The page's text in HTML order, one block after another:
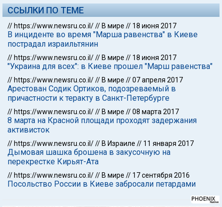
ССЫЛКИ ПО ТЕМЕ
// https://www.newsru.co.il/// В мире // 18 июня 2017
В инциденте во время "Марша равенства" в Киеве
пострадал израильтянин
// https://www.newsru.co.il/// В мире // 18 июня 2017
"Украина для всех": в Киеве прошел "Марш равенства"
// https://www.newsru.co.il/// В мире //07 апреля 2017
Арестован Содик Ортиков, подозреваемый в
причастности к теракту в Санкт-Петербурге
// https://www.newsru.co.il/// В мире //08 марта 2017
8 марта на Красной площади проходят задержания
активисток
// https://www.newsru.co.il/// В Израиле // 11 января 2017
Дымовая шашка брошена в закусочную на
перекрестке Кирьят-Ата
// https://www.newsru.co.il/// В мире // 17 сентября 2016
Посольство России в Киеве забросали петардами